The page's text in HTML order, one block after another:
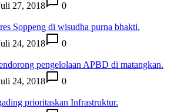
27, 2018
0
Soppeng di wisudha purna bhakti.
24, 2018
0
pengelolaan APBD di matangkan.
24, 2018
0
prioritaskan Infrastruktur.